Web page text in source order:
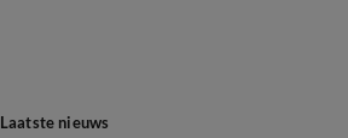
Laatste nieuws